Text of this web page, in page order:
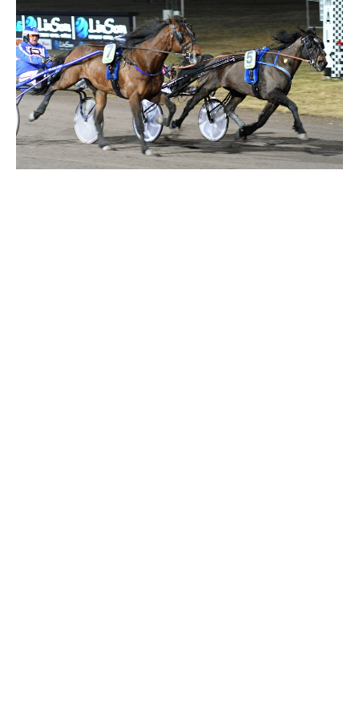
Åby Stora Pris 2026
Supertorsdag för företag
Supertorsdag
Ponnytravtävlingar
Ridsport